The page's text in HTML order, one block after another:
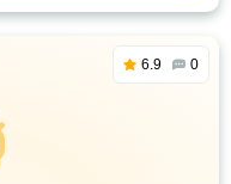
6.9 0